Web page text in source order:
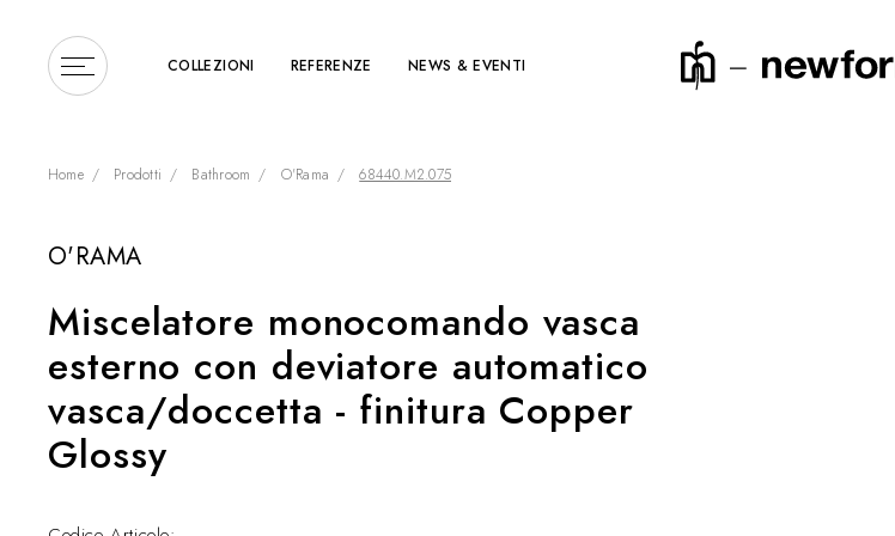
COLLEZIONI REFERENZE NEWS & EVENTI
Home Prodotti Bathroom O'Rama 68440.M2.075
O'RAMA
Miscelatore monocomando vasca
esterno con deviatore automatico
vasca/doccetta - finitura Copper
Glossy